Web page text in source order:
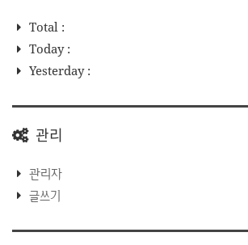
Total :
Today :
Yesterday :
관리
관리자
글쓰기